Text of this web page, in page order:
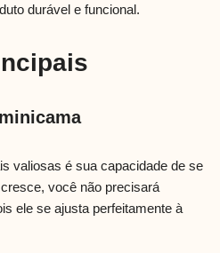
durável e funcional.
valiosas é sua capacidade de se
você não precisará
ele se ajusta perfeitamente à